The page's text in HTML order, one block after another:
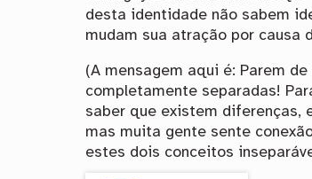
desta identidade não sabem
mudam sua atração por causa
(A mensagem aqui é: Parem
completamente separadas!
saber que existem diferenças,
mas muita gente sente
estes dois conceitos